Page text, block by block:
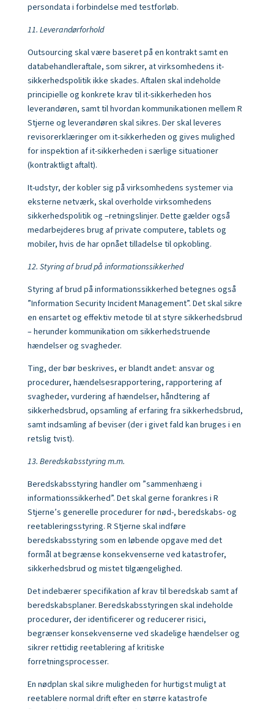
persondata i forbindelse med testforløb.
11. Leverandørforhold
Outsourcing skal være baseret på en kontrakt samt en
databehandleraftale, som sikrer, at virksomhedens it-
sikkerhedspolitik ikke skades. Aftalen skal indeholde
principielle og konkrete krav til it-sikkerheden hos
leverandøren, samt til hvordan kommunikationen mellem R
Stjerne og leverandøren skal sikres. Der skal leveres
revisorerklæringer om it-sikkerheden og gives mulighed
for inspektion af it-sikkerheden i særlige situationer
(kontraktligt aftalt).
It-udstyr, der kobler sig på virksomhedens systemer via
eksterne netværk, skal overholde virksomhedens
sikkerhedspolitik og –retningslinjer. Dette gælder også
medarbejderes brug af private computere, tablets og
mobiler, hvis de har opnået tilladelse til opkobling.
12. Styring af brud på informationssikkerhed
Styring af brud på informationssikkerhed betegnes også
”Information Security Incident Management”. Det skal sikre
en ensartet og effektiv metode til at styre sikkerhedsbrud
– herunder kommunikation om sikkerhedstruende
hændelser og svagheder.
Ting, der bør beskrives, er blandt andet: ansvar og
procedurer, hændelsesrapportering, rapportering af
svagheder, vurdering af hændelser, håndtering af
sikkerhedsbrud, opsamling af erfaring fra sikkerhedsbrud,
samt indsamling af beviser (der i givet fald kan bruges i en
retslig tvist).
13. Beredskabsstyring m.m.
Beredskabsstyring handler om ”sammenhæng i
informationssikkerhed”. Det skal gerne forankres i R
Stjerne’s generelle procedurer for nød-, beredskabs- og
reetableringsstyring. R Stjerne skal indføre
beredskabsstyring som en løbende opgave med det
formål at begrænse konsekvenserne ved katastrofer,
sikkerhedsbrud og mistet tilgængelighed.
Det indebærer specifikation af krav til beredskab samt af
beredskabsplaner. Beredskabsstyringen skal indeholde
procedurer, der identificerer og reducerer risici,
begrænser konsekvenserne ved skadelige hændelser og
sikrer rettidig reetablering af kritiske
forretningsprocesser.
En nødplan skal sikre muligheden for hurtigst muligt at
reetablere normal drift efter en større katastrofe